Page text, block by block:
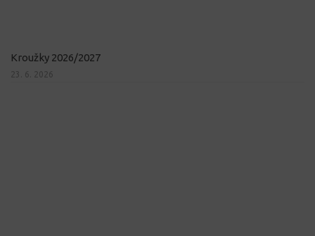
Kroužky 2026/2027
23. 6. 2026